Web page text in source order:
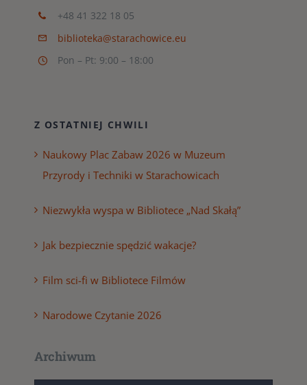
+48 41 322 18 05
biblioteka@starachowice.eu
Pon – Pt: 9:00 – 18:00
Z OSTATNIEJ CHWILI
Naukowy Plac Zabaw 2026 w Muzeum
Przyrody i Techniki w Starachowicach
Niezwykła wyspa w Bibliotece „Nad Skałą”
Jak bezpiecznie spędzić wakacje?
Film sci-fi w Bibliotece Filmów
Narodowe Czytanie 2026
Archiwum